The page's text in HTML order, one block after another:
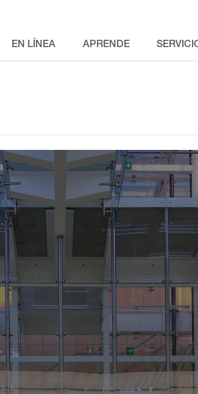
EN LÍNEA APRENDE